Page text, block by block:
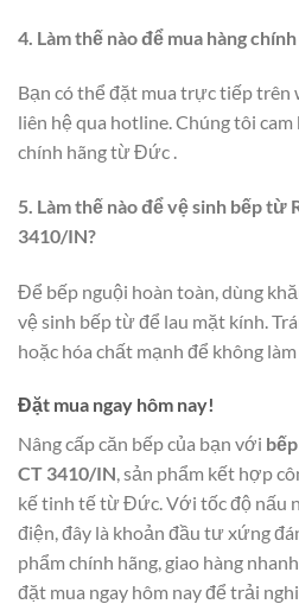
4. Làm thế nào để mua hàng chính
Bạn có thể đặt mua trực tiếp trên
liên hệ qua hotline. Chúng tôi
chính hãng từ Đức .
5. Làm thế nào để vệ sinh bếp từ
3410/IN?
Để bếp nguội hoàn toàn, dùng
vệ sinh bếp từ để lau mặt kính.
hoặc hóa chất mạnh để không
Đặt mua ngay hôm nay!
Nâng cấp căn bếp của bạn với
CT 3410/IN, sản phẩm kết hợp
kế tinh tế từ Đức. Với tốc độ nấu
điện, đây là khoản đầu tư xứng
phẩm chính hãng, giao hàng
đặt mua ngay hôm nay để trải